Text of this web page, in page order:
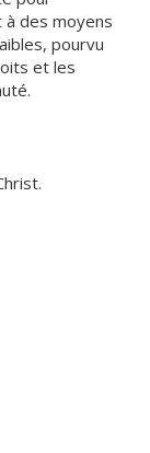
des moyens
pourvu
et les